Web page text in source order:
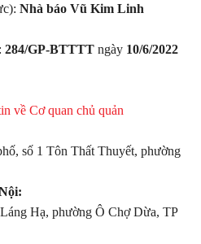
Nhà báo Vũ Kim Linh
284/GP-BTTTT ngày 10/6/2022
về Cơ quan chủ quản
số 1 Tôn Thất Thuyết, phường
Hạ, phường Ô Chợ Dừa, TP